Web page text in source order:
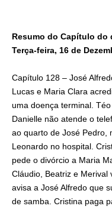
Resumo do Capítulo do
Terça-feira, 16 de
Capítulo 128 – José
Lucas e Maria Clara
uma doença terminal.
Danielle não atende o
ao quarto de José Pedro,
Leonardo no hospital.
pede o divórcio a Maria
Cláudio, Beatriz e Merival
avisa a José Alfredo que
de samba. Cristina paga